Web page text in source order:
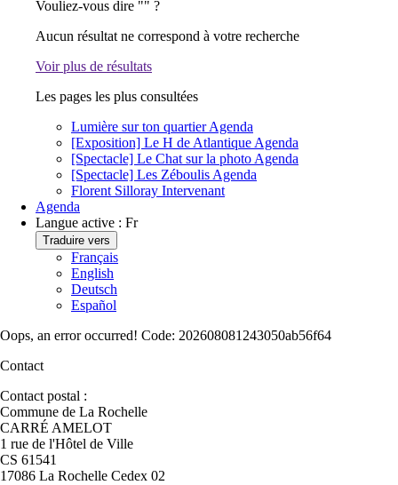
Vouliez-vous dire "" ?
Aucun résultat ne correspond à votre recherche
Voir plus de résultats
Les pages les plus consultées
Lumière sur ton quartier Agenda
[Exposition] Le H de Atlantique Agenda
[Spectacle] Le Chat sur la photo Agenda
[Spectacle] Les Zéboulis Agenda
Florent Silloray Intervenant
Agenda
Langue active : Fr
Traduire vers
Français
English
Deutsch
Español
Oops, an error occurred! Code: 202608081243050ab56f64
Contact
Contact postal :
Commune de La Rochelle
CARRÉ AMELOT
1 rue de l'Hôtel de Ville
CS 61541
17086 La Rochelle Cedex 02